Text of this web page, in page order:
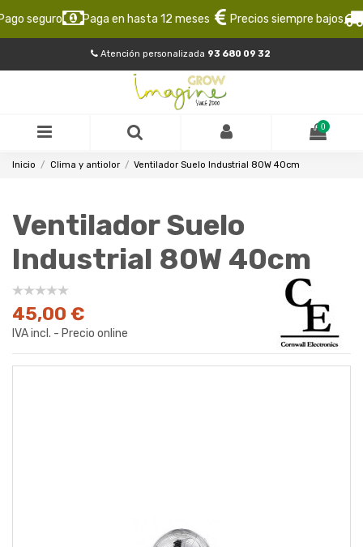
seguro Paga en hasta 12 meses Precios siempre bajos
Atención personalizada 93 680 09 32
0
Inicio Clima y antiolor Ventilador Suelo Industrial 80W 40cm
Ventilador Suelo
Industrial 80W 40cm
45,00 €
IVA incl. - Precio online